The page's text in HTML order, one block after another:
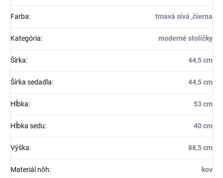
Farba: tmavá sivá ,čierna
Kategória: moderné stoličky
Šírka: 44,5 cm
Šírka sedadla: 44,5 cm
Hĺbka: 53 cm
Hĺbka sedu: 40 cm
Výška: 88,5 cm
Materiál nôh: kov